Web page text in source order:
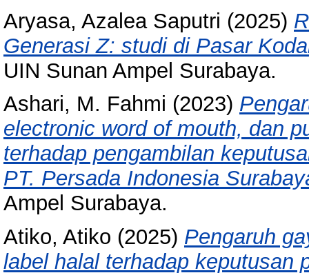
Aryasa, Azalea Saputri (2025)
Generasi Z: studi di Pasar
UIN Sunan Ampel Surabaya.
Ashari, M. Fahmi (2023)
electronic word of mouth, dan
terhadap pengambilan
PT. Persada Indonesia
Ampel Surabaya.
Atiko, Atiko (2025) Pengaruh
label halal terhadap keputusan